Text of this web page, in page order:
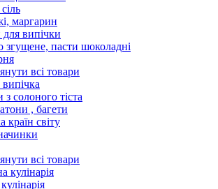
маргарин
випічки
згущене, пасти шоколадні
всі товари
солоного тіста
, багети
країн світу
всі товари
кулінарія